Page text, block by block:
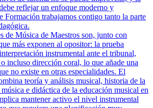
reflejar un enfoque moderno y
Formación trabajamos contigo tanto la parte
de Música de Maestros son, junto con
más exponen al opositor: la prueba
instrumental ante el tribunal,
incluso dirección coral, lo que añade una
no existe en otras especialidades. El
teoría y análisis musical, historia de la
e didáctica de la educación musical en
mantener activo el nivel instrumental